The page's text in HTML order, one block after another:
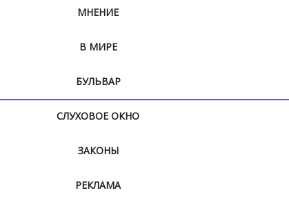
МНЕНИЕ
В МИРЕ
БУЛЬВАР
СЛУХОВОЕ ОКНО
ЗАКОНЫ
РЕКЛАМА